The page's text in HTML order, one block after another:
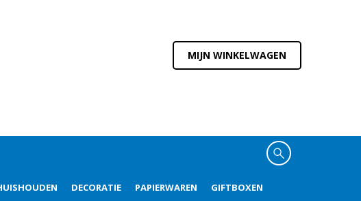
MIJN WINKELWAGEN
DECORATIE PAPIERWAREN GIFTBOXEN